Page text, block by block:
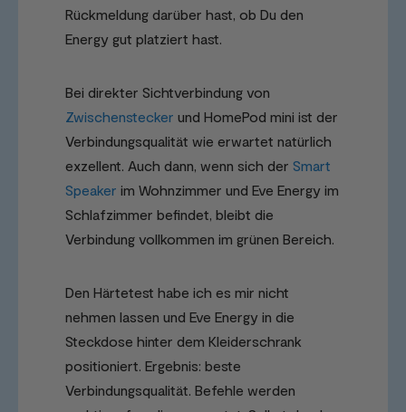
Rückmeldung darüber hast, ob Du den
Energy gut platziert hast.
Bei direkter Sichtverbindung von
Zwischenstecker und HomePod mini ist der
Verbindungsqualität wie erwartet natürlich
exzellent. Auch dann, wenn sich der Smart
Speaker im Wohnzimmer und Eve Energy im
Schlafzimmer befindet, bleibt die
Verbindung vollkommen im grünen Bereich.
Den Härtetest habe ich es mir nicht
nehmen lassen und Eve Energy in die
Steckdose hinter dem Kleiderschrank
positioniert. Ergebnis: beste
Verbindungsqualität. Befehle werden